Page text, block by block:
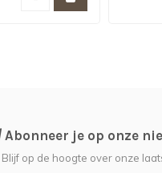
Abonneer je op onze
Blijf op de hoogte over onze